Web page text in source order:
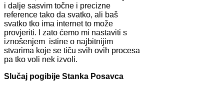
i dalje sasvim točne i precizne
reference tako da svatko, ali baš
svatko tko ima internet to može
provjeriti. I zato ćemo mi nastaviti s
iznošenjem istine o najbitnijim
stvarima koje se tiču svih ovih procesa
pa tko voli nek izvoli.
Slučaj pogibije Stanka Posavca